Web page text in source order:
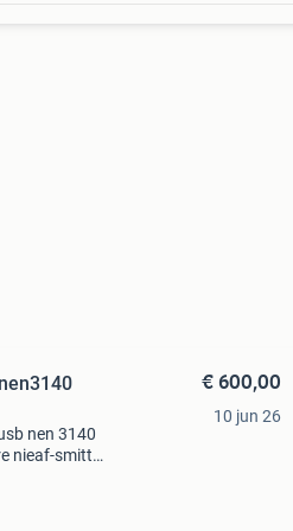
nen 3140
nieaf-smitt
€ 600,00
10 jun 26